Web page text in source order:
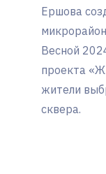
Ершова
Весной
проекта
жители
сквера.